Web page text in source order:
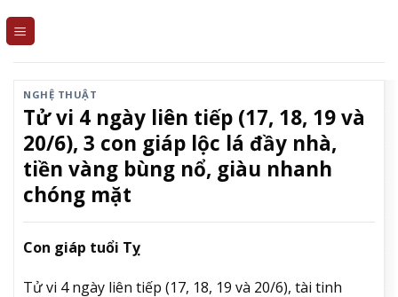
NGHỆ THUẬT
Tử vi 4 ngày liên tiếp (17, 18, 19 và
20/6), 3 con giáp lộc lá đầy nhà,
tiền vàng bùng nổ, giàu nhanh
chóng mặt
Con giáp tuổi Tỵ
Tử vi 4 ngày liên tiếp (17, 18, 19 và 20/6), tài tinh